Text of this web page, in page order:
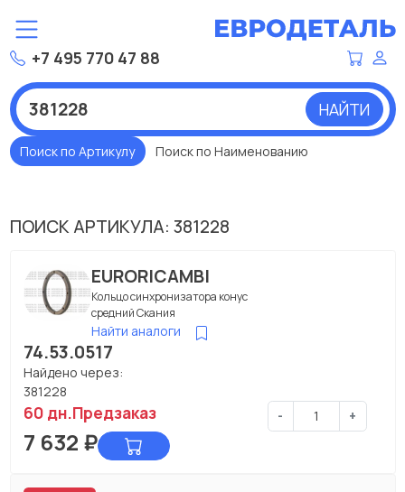
+7 495 770 47 88
НАЙТИ
Поиск по Артикулу Поиск по Наименованию
ПОИСК АРТИКУЛА: 381228
EURORICAMBI
Кольцо синхронизатора конус
средний Скания
Найти аналоги
74.53.0517
Найдено через:
381228
60 дн.Предзаказ - +
7 632 ₽